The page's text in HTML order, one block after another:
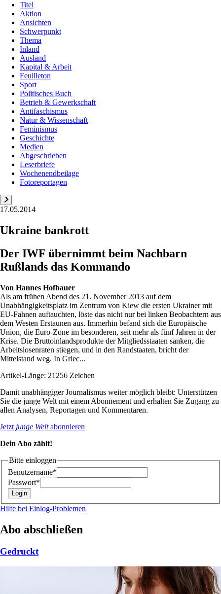
Titel
Aktion
Ansichten
Schwerpunkt
Thema
Inland
Ausland
Kapital & Arbeit
Feuilleton
Sport
Politisches Buch
Betrieb & Gewerkschaft
Antifaschismus
Natur & Wissenschaft
Feminismus
Geschichte
Medien
Abgeschrieben
Leserbriefe
Wochenendbeilage
Fotoreportagen
17.05.2014
Ukraine bankrott
Der IWF übernimmt beim Nachbarn
Rußlands das Kommando
Von Hannes Hofbauer
Als am frühen Abend des 21. November 2013 auf dem
Unabhängigkeitsplatz im Zentrum von Kiew die ersten Ukrainer mit
EU-Fahnen auftauchten, löste das nicht nur bei linken Beobachtern aus
dem Westen Erstaunen aus. Immerhin befand sich die Europäische
Union, die Euro-Zone im besonderen, seit mehr als fünf Jahren in der
Krise. Die Bruttoinlandsprodukte der Mitgliedsstaaten sanken, die
Arbeitslosenraten stiegen, und in den Randstaaten, bricht der
Mittelstand weg. In Griec...
Artikel-Länge: 21256 Zeichen
Damit unabhängiger Journalismus weiter möglich bleibt: Unterstützen
Sie die junge Welt mit einem Abonnement und erhalten Sie Zugang zu
allen Analysen, Reportagen und Kommentaren.
Jetzt junge Weltabonnieren
Dein Abo zählt!
Bitte einloggen
Benutzername*
Passwort*
Hilfe bei Einlog-Problemen
Abo abschließen
Gedruckt